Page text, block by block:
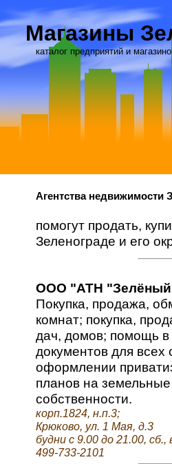
Магазины
каталог предприятий и
Агентства недвижимости
помогут продать,
Зеленограде и его
ООО "АТН "Зелёный
Покупка, продажа,
комнат; покупка,
дач, домов; помощь
документов для
оформлении
планов на земельные
собственности.
корп.1824, н.п.3;
Крюково, ул. 1 Мая, д.3
будни с 9.00 до 21.00, сб.,
499-733-2101